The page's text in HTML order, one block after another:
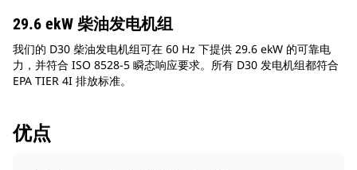
29.6 ekW 柴油发电机组
我们的 D30 柴油发电机组可在 60 Hz 下提供 29.6 ekW 的可靠电
力，并符合 ISO 8528-5 瞬态响应要求。所有 D30 发电机组都符合
EPA TIER 4I 排放标准。
优点